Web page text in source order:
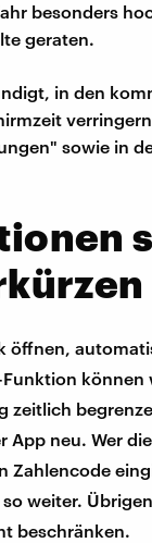
besonders
geraten.
in den
sowie in
öffnen,
können
neu. Wer
Zahlencode
weiter.
beschränken.